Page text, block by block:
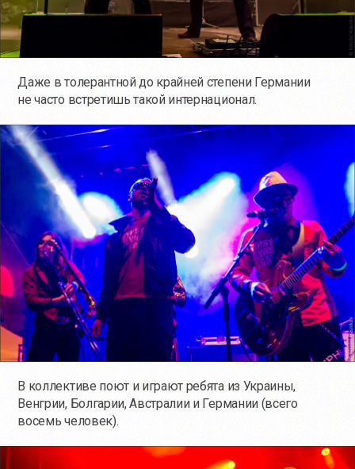
Даже в толерантной до крайней степени Германии
не часто встретишь такой интернационал.
В коллективе поют и играют ребята из Украины,
Венгрии, Болгарии, Австралии и Германии (всего
восемь человек).